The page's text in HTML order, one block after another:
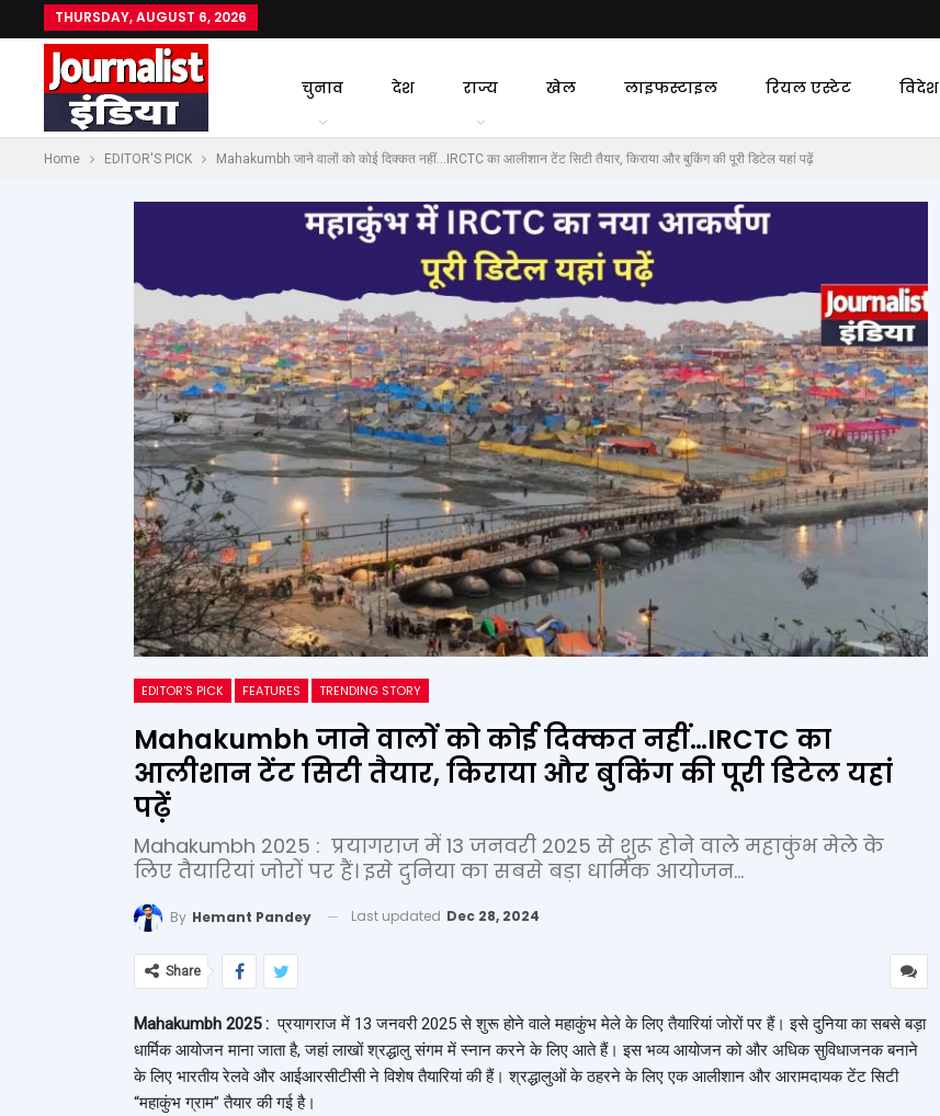
THURSDAY, AUGUST 6, 2026
चुनाव देश राज्य खेल लाइफस्टाइल रियल एस्टेट विदेश
Home EDITOR'S PICK Mahakumbh जाने वालों को कोई दिक्कत नहीं…IRCTC का आलीशान टेंट सिटी तैयार, किराया और बुकिंग की पूरी डिटेल यहां पढ़ें
EDITOR'S PICK FEATURES TRENDING STORY
Mahakumbh जाने वालों को कोई दिक्कत नहीं…IRCTC का
आलीशान टेंट सिटी तैयार, किराया और बुकिंग की पूरी डिटेल यहां
पढ़ें
Mahakumbh 2025 : प्रयागराज में 13 जनवरी 2025 से शुरू होने वाले महाकुंभ मेले के
लिए तैयारियां जोरों पर हैं। इसे दुनिया का सबसे बड़ा धार्मिक आयोजन...
By Hemant Pandey Last updated Dec 28, 2024
Share
Mahakumbh 2025 : प्रयागराज में 13 जनवरी 2025 से शुरू होने वाले महाकुंभ मेले के लिए तैयारियां जोरों पर हैं। इसे दुनिया का सबसे बड़ा
धार्मिक आयोजन माना जाता है, जहां लाखों श्रद्धालु संगम में स्नान करने के लिए आते हैं। इस भव्य आयोजन को और अधिक सुविधाजनक बनाने
के लिए भारतीय रेलवे और आईआरसीटीसी ने विशेष तैयारियां की हैं। श्रद्धालुओं के ठहरने के लिए एक आलीशान और आरामदायक टेंट सिटी
“महाकुंभ ग्राम” तैयार की गई है।